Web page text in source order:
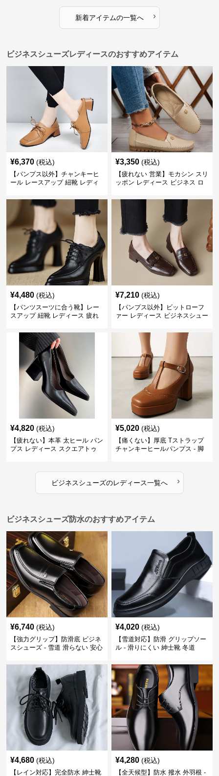
新着アイテムの一覧へ ›
ビジネスシューズレディースのおすすめアイテム
¥6,370 (税込)
【パンプス以外】チャンキーヒ
ール レースアップ 紐靴 レディ
ーツ スクエアトゥ 歩きやすい
¥3,350 (税込)
【疲れない 営業】モカシン スリ
ッポン レディース ビジネス ロ
ジュアル パンプス以外
¥4,480 (税込)
【パンツスーツに合う靴】レー
スアップ 紐靴 レディース 疲れ
ビジネスシューズ
¥7,210 (税込)
【パンプス以外】ビットローフ
ァー レディース ビジネスシュー
トゥ 疲れない スーツ
¥4,820 (税込)
【疲れない】本革 太ヒール パン
プス レディース スクエアトゥ
¥5,020 (税込)
【痛くない】厚底 Tストラップ
チャンキーヒールパンプス - 脚
ビジネスシューズのレディース一覧へ ›
ビジネスシューズ防水のおすすめアイテム
¥6,740 (税込)
【強力グリップ】防滑底 ビジネ
スシューズ - 雪道 滑らない 安心
¥4,020 (税込)
【雪道対応】防滑 グリップソー
ル - 滑りにくい 紳士靴 冬道
¥4,680 (税込)
【レイン対応】完全防水 紳士靴
¥4,280 (税込)
【全天候型】防水 撥水 外羽根 -